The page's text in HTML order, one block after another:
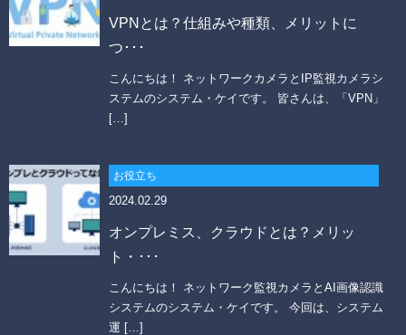
VPNとは？仕組みや種類、メリットに
つ･･･
こんにちは！ ネットワークカメラとIP監視カメラシ
ステムのシステム・ケイです。 皆さんは、「VPN」
[…]
お役立ち
2024.02.29
オンプレミス、クラウドとは？メリッ
ト・･･･
こんにちは！ ネットワーク監視カメラとAI画像認識
システムのシステム・ケイです。 今回は、システム
運 […]